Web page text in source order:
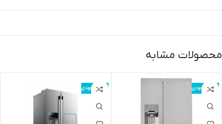
محصولات مشابه
اتمام موجودی اتمام موجودی